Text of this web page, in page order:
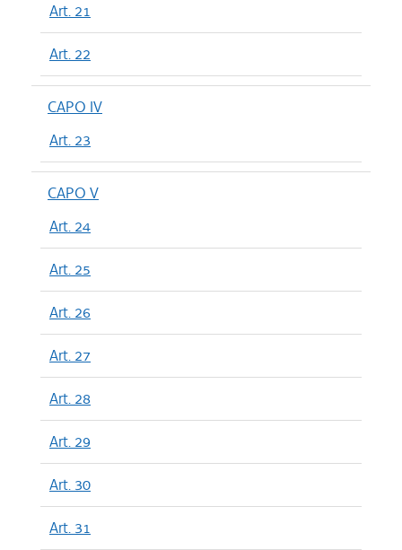
Art. 21
Art. 22
CAPO IV
Art. 23
CAPO V
Art. 24
Art. 25
Art. 26
Art. 27
Art. 28
Art. 29
Art. 30
Art. 31